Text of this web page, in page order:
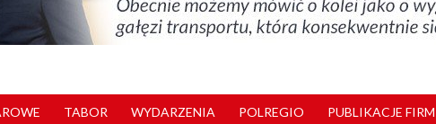
TABOR WYDARZENIA POLREGIO PUBLIKACJE FIRM